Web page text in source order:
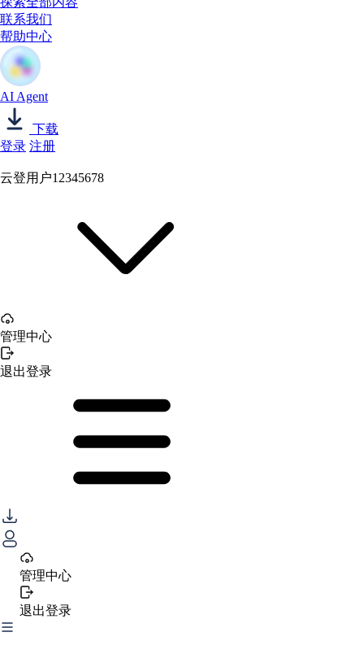
联系我们
帮助中心
AI Agent
下载
登录 注册
云登用户12345678
管理中心
退出登录
管理中心
退出登录